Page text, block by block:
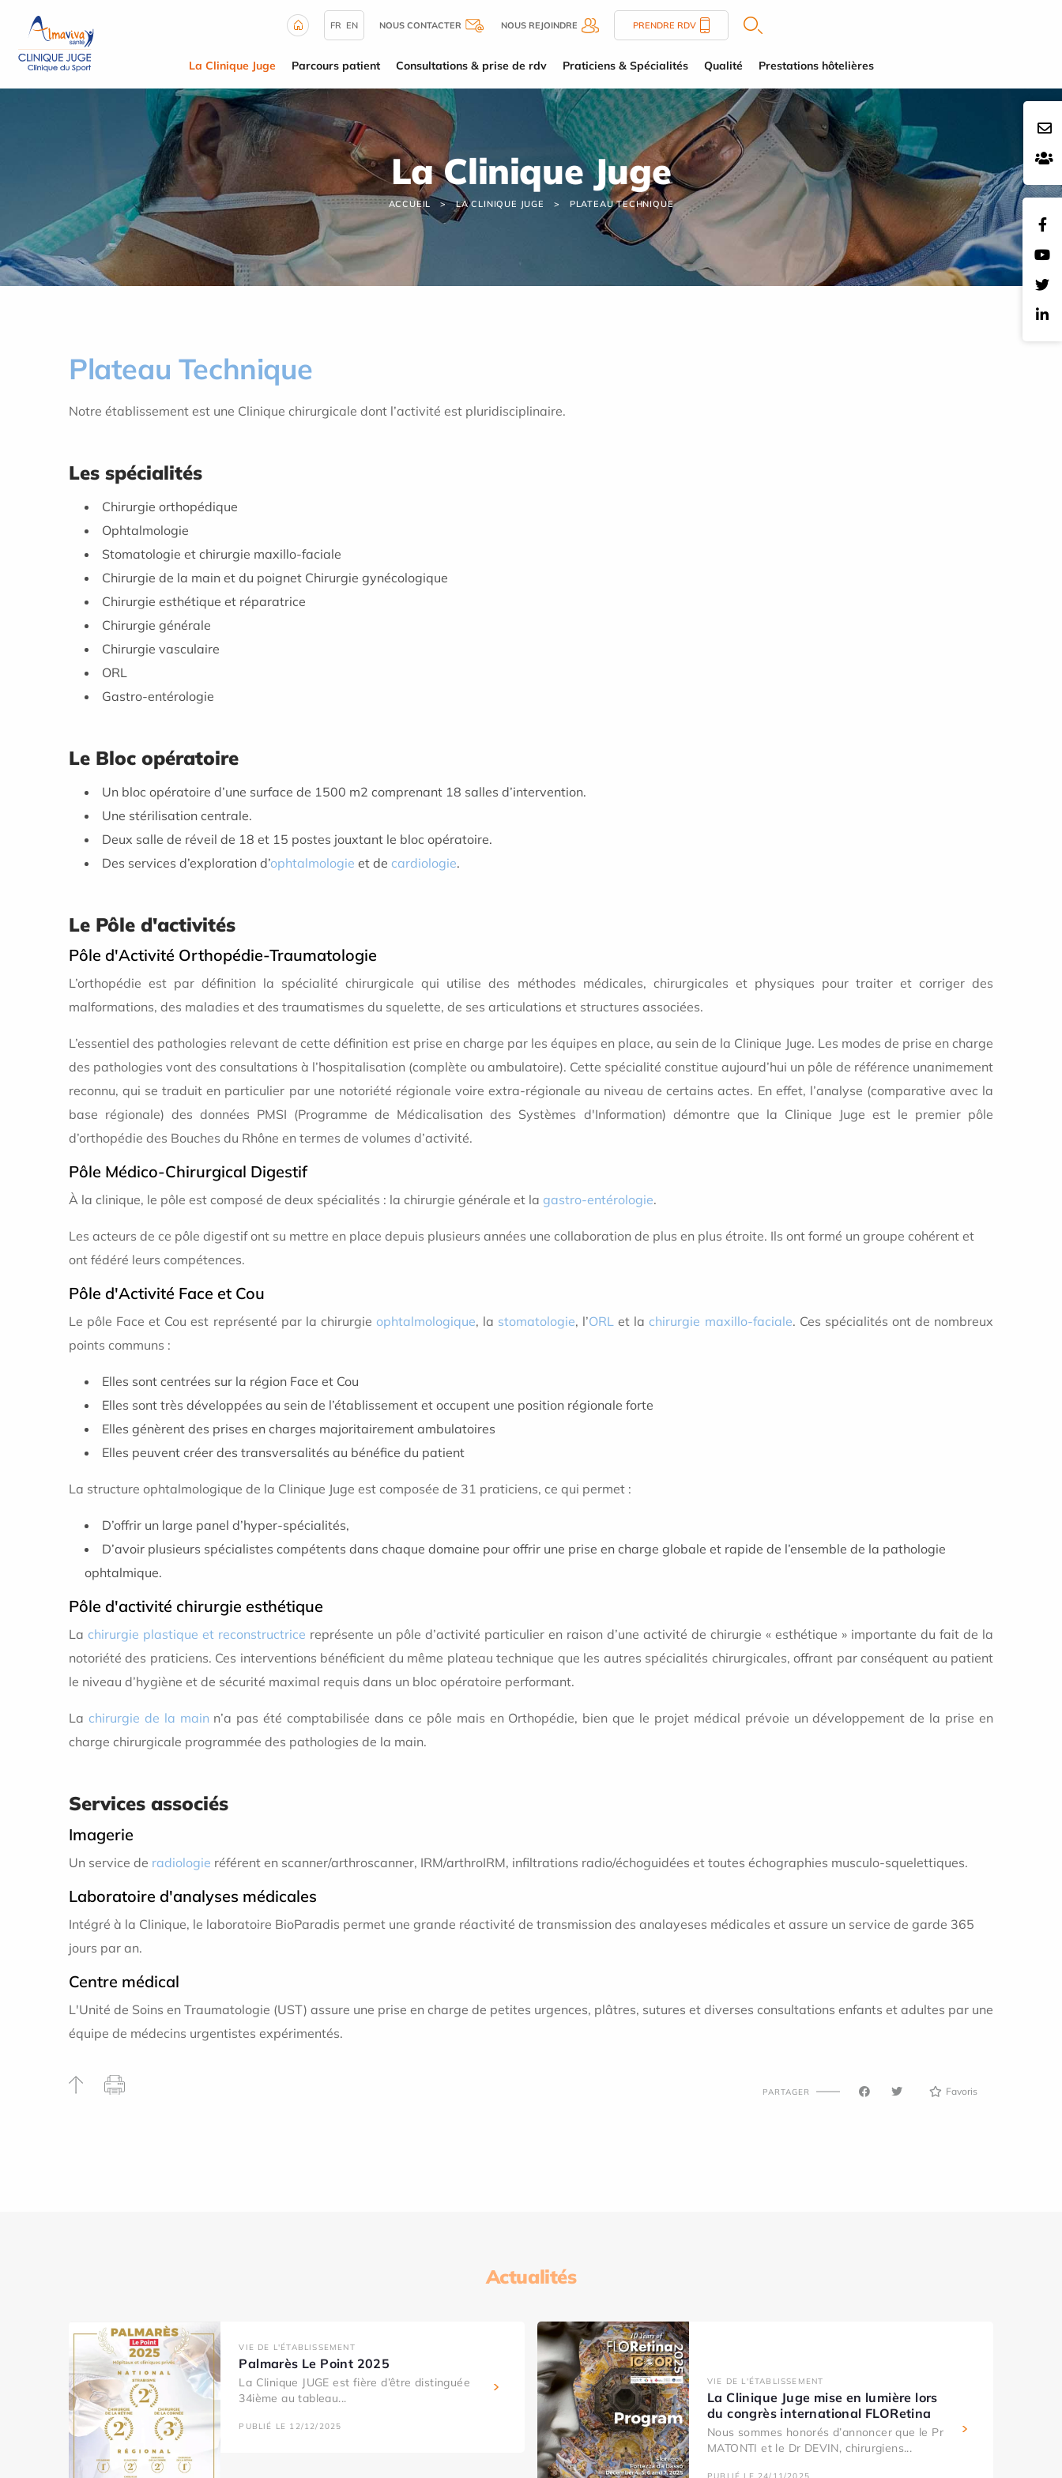
FR EN NOUS CONTACTER NOUS REJOINDRE PRENDRE RDV
La Clinique Juge Parcours patient Consultations & prise de rdv Praticiens & Spécialités Qualité Prestations hôtelières
La Clinique Juge
ACCUEIL LA CLINIQUE JUGE PLATEAU TECHNIQUE
Plateau Technique
Notre établissement est une Clinique chirurgicale dont l’activité est pluridisciplinaire.
Les spécialités
Chirurgie orthopédique
Ophtalmologie
Stomatologie et chirurgie maxillo-faciale
Chirurgie de la main et du poignet Chirurgie gynécologique
Chirurgie esthétique et réparatrice
Chirurgie générale
Chirurgie vasculaire
ORL
Gastro-entérologie
Le Bloc opératoire
Un bloc opératoire d’une surface de 1500 m2 comprenant 18 salles d’intervention.
Une stérilisation centrale.
Deux salle de réveil de 18 et 15 postes jouxtant le bloc opératoire.
Des services d’exploration d’ophtalmologie et de cardiologie.
Le Pôle d'activités
Pôle d'Activité Orthopédie-Traumatologie
L’orthopédie est par définition la spécialité chirurgicale qui utilise des méthodes médicales, chirurgicales et physiques pour traiter et corriger des
malformations, des maladies et des traumatismes du squelette, de ses articulations et structures associées.
L’essentiel des pathologies relevant de cette définition est prise en charge par les équipes en place, au sein de la Clinique Juge. Les modes de prise en charge
des pathologies vont des consultations à l’hospitalisation (complète ou ambulatoire). Cette spécialité constitue aujourd’hui un pôle de référence unanimement
reconnu, qui se traduit en particulier par une notoriété régionale voire extra-régionale au niveau de certains actes. En effet, l’analyse (comparative avec la
base régionale) des données PMSI (Programme de Médicalisation des Systèmes d'Information) démontre que la Clinique Juge est le premier pôle
d’orthopédie des Bouches du Rhône en termes de volumes d’activité.
Pôle Médico-Chirurgical Digestif
À la clinique, le pôle est composé de deux spécialités : la chirurgie générale et la gastro-entérologie.
Les acteurs de ce pôle digestif ont su mettre en place depuis plusieurs années une collaboration de plus en plus étroite. Ils ont formé un groupe cohérent et
ont fédéré leurs compétences.
Pôle d'Activité Face et Cou
Le pôle Face et Cou est représenté par la chirurgie ophtalmologique, la stomatologie, l’ORL et lachirurgie maxillo-faciale. Ces spécialités ont de nombreux
points communs :
Elles sont centrées sur la région Face et Cou
Elles sont très développées au sein de l’établissement et occupent une position régionale forte
Elles génèrent des prises en charges majoritairement ambulatoires
Elles peuvent créer des transversalités au bénéfice du patient
La structure ophtalmologique de la Clinique Juge est composée de 31 praticiens, ce qui permet :
D’offrir un large panel d’hyper-spécialités,
D’avoir plusieurs spécialistes compétents dans chaque domaine pour offrir une prise en charge globale et rapide de l’ensemble de la pathologie
ophtalmique.
Pôle d'activité chirurgie esthétique
La chirurgie plastique et reconstructrice représente un pôle d’activité particulier en raison d’une activité de chirurgie « esthétique » importante du fait de la
notoriété des praticiens. Ces interventions bénéficient du même plateau technique que les autres spécialités chirurgicales, offrant par conséquent au patient
le niveau d’hygiène et de sécurité maximal requis dans un bloc opératoire performant.
La chirurgie de la main n’a pas été comptabilisée dans ce pôle mais en Orthopédie, bien que le projet médical prévoie un développement de la prise en
charge chirurgicale programmée des pathologies de la main.
Services associés
Imagerie
Un service de radiologie référent en scanner/arthroscanner, IRM/arthroIRM, infiltrations radio/échoguidées et toutes échographies musculo-squelettiques.
Laboratoire d'analyses médicales
Intégré à la Clinique, le laboratoire BioParadis permet une grande réactivité de transmission des analayeses médicales et assure un service de garde 365
jours par an.
Centre médical
L'Unité de Soins en Traumatologie (UST) assure une prise en charge de petites urgences, plâtres, sutures et diverses consultations enfants et adultes par une
équipe de médecins urgentistes expérimentés.
PARTAGER Favoris
Actualités
VIE DE L'ÉTABLISSEMENT
Palmarès Le Point 2025
La Clinique JUGE est fière d’être distinguée
34ième au tableau...
PUBLIÉ LE 12/12/2025
VIE DE L'ÉTABLISSEMENT
La Clinique Juge mise en lumière lors
du congrès international FLORetina
Nous sommes honorés d’annoncer que le Pr
MATONTI et le Dr DEVIN, chirurgiens...